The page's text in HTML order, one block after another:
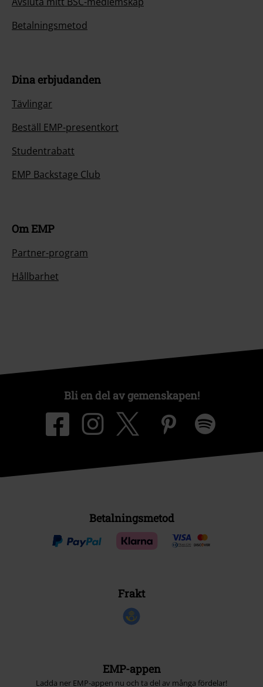
Betalningsmetod
Dina erbjudanden
Tävlingar
Beställ EMP-presentkort
Studentrabatt
EMP Backstage Club
Om EMP
Partner-program
Hållbarhet
Bli en del av gemenskapen!
Betalningsmetod
Frakt
EMP-appen
Ladda ner EMP-appen nu och ta del av många fördelar!